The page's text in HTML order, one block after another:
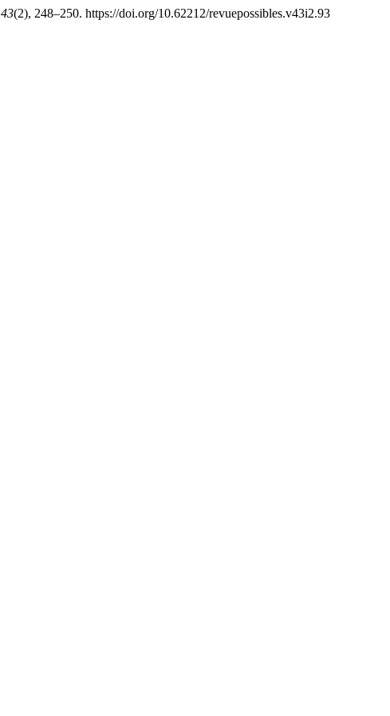
43(2), 248–250. https://doi.org/10.62212/revuepossibles.v43i2.93